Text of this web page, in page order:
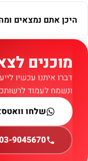
היכן אתם נמצאים
מוכנים
דברו איתנו עכשיו
ונשמח לעמוד
שלחו
9045670